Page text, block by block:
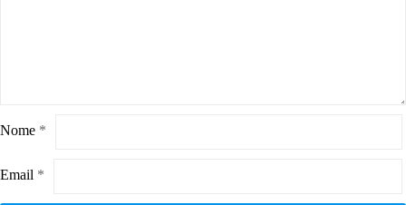
Nome *
Email *